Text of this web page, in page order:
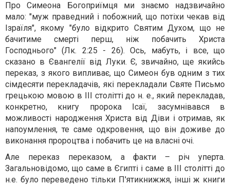
Про Симеона Богоприїмця ми знаємо надзвичайно
мало: "муж праведний і побожний, що потіхи чекав від
Ізраїля", якому "було відкрито Святим Духом, що не
бачитиме смерті перш, ніж побачить Христа
Господнього" (Лк. 2:25 - 26). Ось, мабуть, і все, що
сказано в Євангелії від Луки. Є, звичайно, ще якийсь
переказ, з якого випливає, що Симеон був одним з тих
сімдесяти перекладачів, які перекладали Святе Письмо
грецькою мовою в III столітті до н. е., який перекладав,
конкретно, книгу пророка Ісаї, засумнівався в
можливості народження Христа від Діви і отримав, як
напоумлення, те саме одкровення, що він доживе до
виконання пророцтва і побачить це на власні очі.
Але переказ переказом, а факти – річ уперта.
Загальновідомо, що саме в Єгипті і саме в III столітті до
н.е. було переведено тільки П'ятикнижжя, інші ж книги